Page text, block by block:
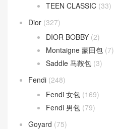
TEEN CLASSIC (33)
Dior (327)
DIOR BOBBY (2)
Montaigne 蒙田包 (7)
Saddle 马鞍包 (3)
Fendi (248)
Fendi 女包 (169)
Fendi 男包 (79)
Goyard (75)